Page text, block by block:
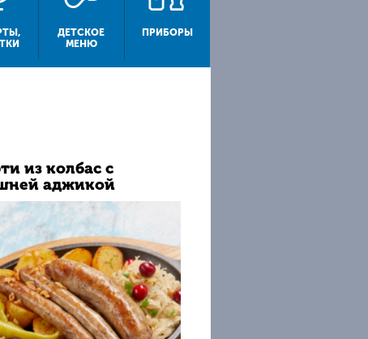
ДЕТСКОЕ
МЕНЮ
ПРИБОРЫ
из колбас с
аджикой